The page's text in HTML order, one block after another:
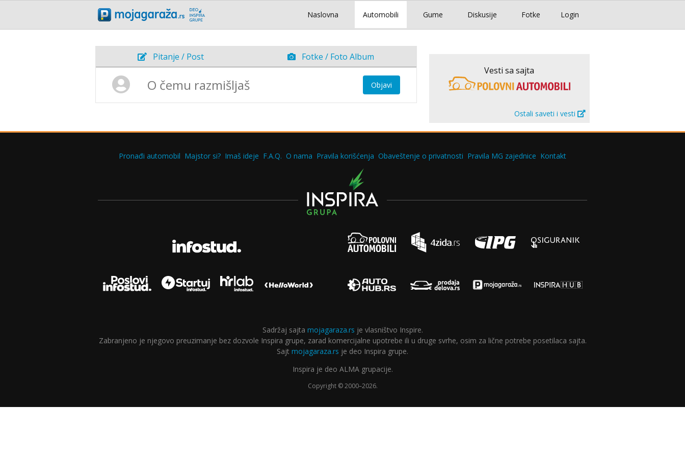
Login
Naslovna Automobili Gume Diskusije Fotke
Pitanje / Post Fotke / Foto Album
Objavi
Vesti sa sajta
Ostali saveti i vesti
Pronađi automobil Majstor si? Imaš ideje F.A.Q. O nama Pravila korišćenja Obaveštenje o privatnosti Pravila MG zajednice Kontakt
Sadržaj sajta mojagaraza.rs je vlasništvo Inspire.
Zabranjeno je njegovo preuzimanje bez dozvole Inspira grupe, zarad komercijalne upotrebe ili u druge svrhe, osim za lične potrebe posetilaca sajta.
Sajt mojagaraza.rs je deo Inspira grupe.
Inspira je deo ALMA grupacije.
Copyright © 2000–2026.